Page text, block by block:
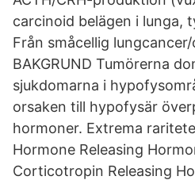
carcinoid belägen i lunga,
Från småcellig
BAKGRUND Tumörerna
sjukdomarna i
orsaken till hypofysär
hormoner. Extrema
Hormone Releasing
Corticotropin Releasing